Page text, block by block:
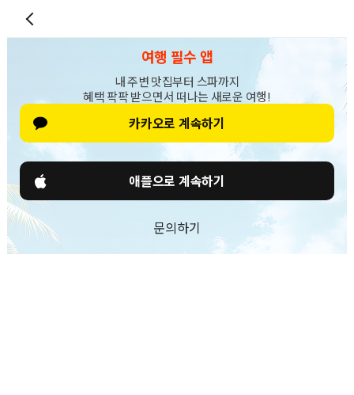
여행 필수 앱
내 주변 맛집부터 스파까지
혜택 팍팍 받으면서 떠나는 새로운 여행!
카카오로 계속하기
애플으로 계속하기
문의하기